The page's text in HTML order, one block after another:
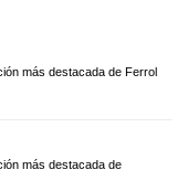
más destacada de Ferrol
más destacada de